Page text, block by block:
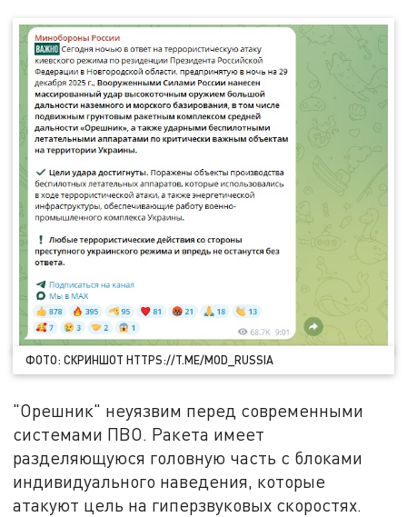
ФОТО: СКРИНШОТ HTTPS://T.ME/MOD_RUSSIA
"Орешник" неуязвим перед современными
системами ПВО. Ракета имеет
разделяющуюся головную часть с блоками
индивидуального наведения, которые
атакуют цель на гиперзвуковых скоростях.